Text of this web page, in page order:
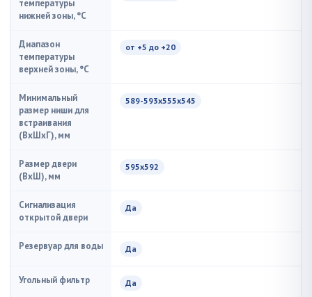
температуры
нижней зоны, °C
Диапазон
температуры
верхней зоны, °C
от +5 до +20
Минимальный
размер ниши для
встраивания
(ВxШxГ), мм
589-593х555х545
Размер двери
(ВхШ), мм
595х592
Сигнализация
открытой двери
Да
Резервуар для воды Да
Угольный фильтр Да